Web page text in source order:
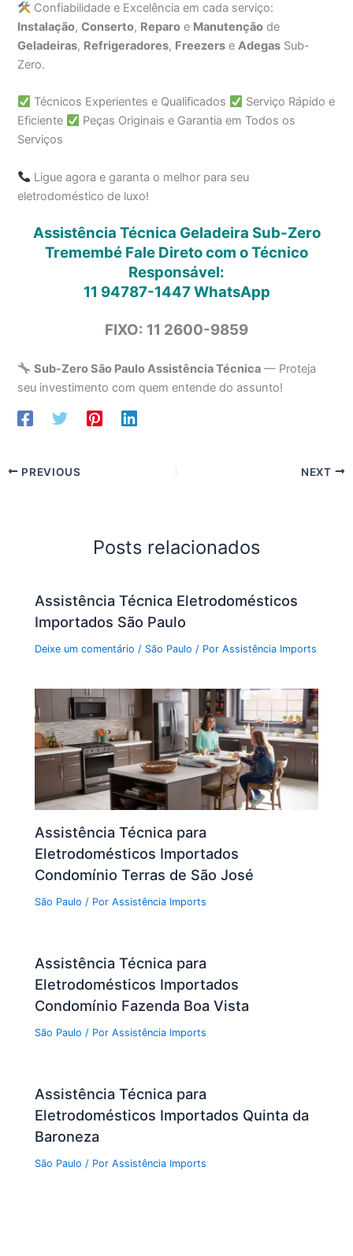
Confiabilidade e Excelência em cada serviço:
Instalação,Conserto, Reparo e Manutenção de
Geladeiras, Refrigeradores, Freezers eAdegas Sub-
Zero.
Técnicos Experientes e Qualificados
Serviço Rápido e
Eficiente
Peças Originais e Garantia em Todos os
Serviços
Ligue agora e garanta o melhor para seu
eletrodoméstico de luxo!
Assistência Técnica Geladeira Sub-Zero
Tremembé Fale Direto com o Técnico
Responsável:
11 94787-1447WhatsApp
FIXO: 11 2600-9859
Sub-Zero São Paulo Assistência Técnica — Proteja
seu investimento com quem entende do assunto!
PREVIOUS NEXT
Posts relacionados
Assistência Técnica Eletrodomésticos
Importados São Paulo
Deixe um comentário / São Paulo / PorAssistência Imports
Assistência Técnica para
Eletrodomésticos Importados
Condomínio Terras de São José
São Paulo / PorAssistência Imports
Assistência Técnica para
Eletrodomésticos Importados
Condomínio Fazenda Boa Vista
São Paulo / PorAssistência Imports
Assistência Técnica para
Eletrodomésticos Importados Quinta da
Baroneza
São Paulo / PorAssistência Imports